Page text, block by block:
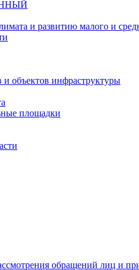
и развитию малого и
объектов инфраструктуры
площадки
обращений лиц и